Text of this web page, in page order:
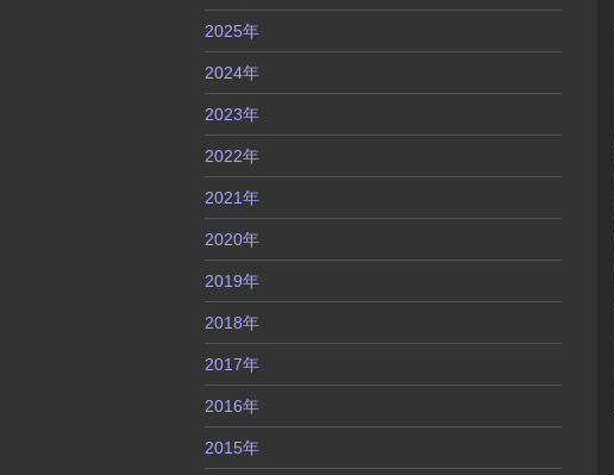
2025年
2024年
2023年
2022年
2021年
2020年
2019年
2018年
2017年
2016年
2015年